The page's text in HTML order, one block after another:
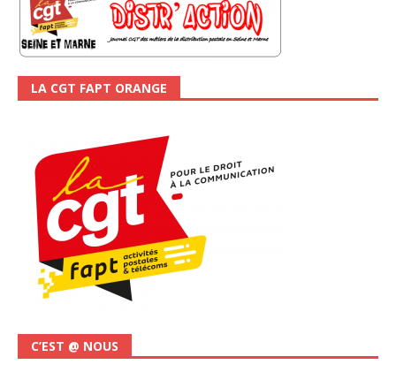
LA CGT FAPT ORANGE
C’EST @ NOUS